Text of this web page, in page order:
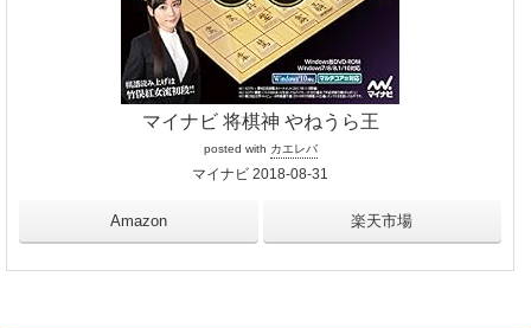
マイナビ 将棋神 やねうら王
posted with カエレバ
マイナビ 2018-08-31
Amazon 楽天市場